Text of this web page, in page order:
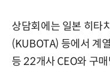
상담회에는 일본 히타
(KUBOTA) 등에서 계
등 22개사 CEO와 구